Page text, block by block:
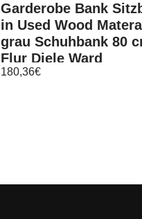
Garderobe Bank
in Used Wood Matera
grau Schuhbank 80
Flur Diele Ward
180,36€